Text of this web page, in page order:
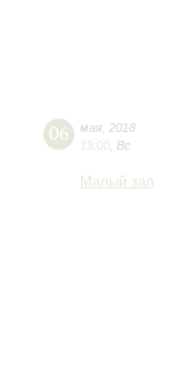
06 мая 2018
19:00 Вс
Малый зал